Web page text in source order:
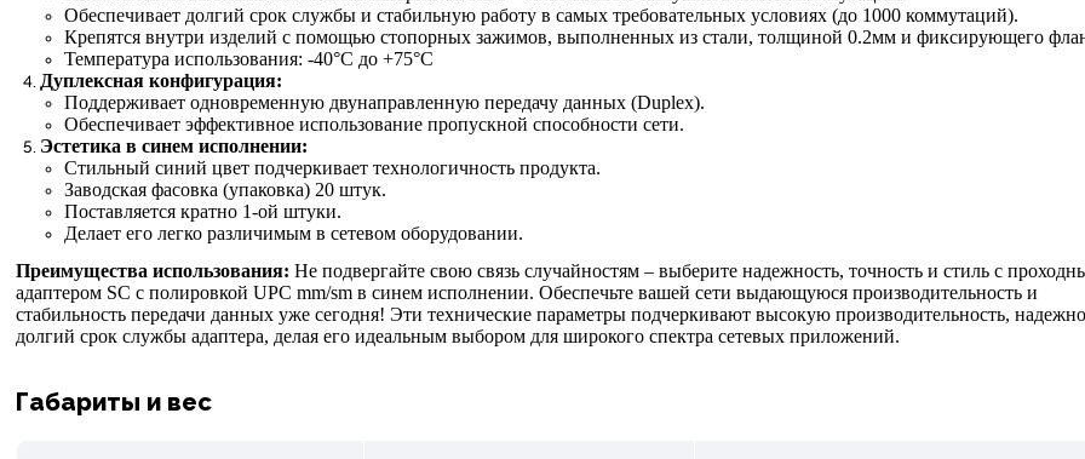
Обеспечивает долгий срок службы и стабильную работу в самых требовательных условиях (до 1000 коммутаций).
Крепятся внутри изделий с помощью стопорных зажимов, выполненных из стали, толщиной 0.2мм и фиксирующего
Температура использования: -40°С до +75°C
Дуплексная конфигурация:
Поддерживает одновременную двунаправленную передачу данных (Duplex).
Обеспечивает эффективное использование пропускной способности сети.
Эстетика в синем исполнении:
Стильный синий цвет подчеркивает технологичность продукта.
Заводская фасовка (упаковка) 20 штук.
Поставляется кратно 1-ой штуки.
Делает его легко различимым в сетевом оборудовании.
Преимущества использования: Не подвергайте свою связь случайностям – выберите надежность, точность и стиль с
адаптером SC с полировкой UPC mm/sm в синем исполнении. Обеспечьте вашей сети выдающуюся производительность и
стабильность передачи данных уже сегодня! Эти технические параметры подчеркивают высокую производительность,
долгий срок службы адаптера, делая его идеальным выбором для широкого спектра сетевых приложений.
Габариты и вес